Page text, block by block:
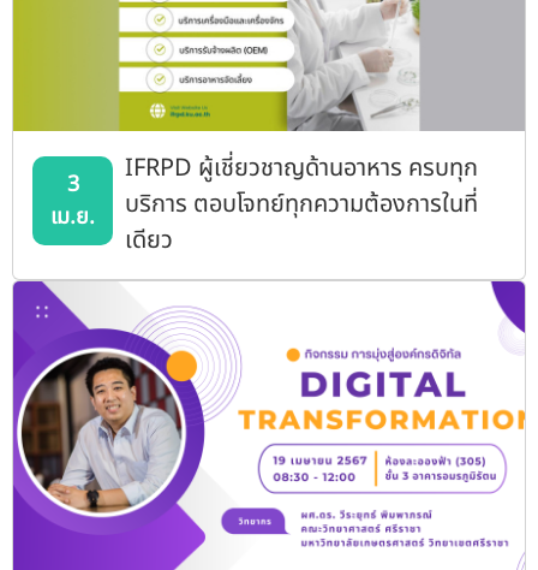
3
เม.ย.
IFRPD ผู้เชี่ยวชาญด้านอาหาร ครบทุก
บริการ ตอบโจทย์ทุกความต้องการในที่
เดียว